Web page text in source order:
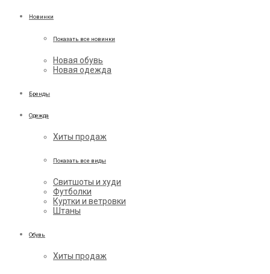
Новинки
Показать все новинки
Новая обувь
Новая одежда
Бренды
Одежда
Хиты продаж
Показать все виды
Свитшоты и худи
Футболки
Куртки и ветровки
Штаны
Обувь
Хиты продаж